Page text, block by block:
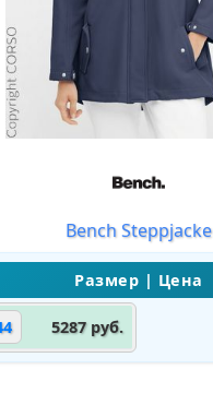
Bench Steppjacke
5287 руб.